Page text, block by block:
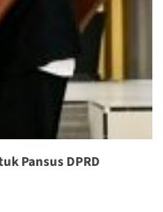
Pansus DPRD